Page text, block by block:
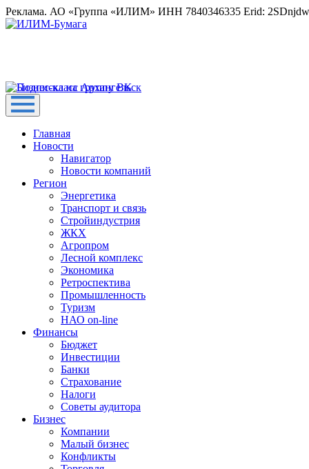
Реклама. АО «Группа «ИЛИМ» ИНН 7840346335 Erid:
Главная
Новости
Навигатор
Новости компаний
Регион
Энергетика
Транспорт и связь
Стройиндустрия
ЖКХ
Агропром
Лесной комплекс
Экономика
Ретроспектива
Промышленность
Туризм
НАО on-line
Финансы
Бюджет
Инвестиции
Банки
Страхование
Налоги
Советы аудитора
Бизнес
Компании
Малый бизнес
Конфликты